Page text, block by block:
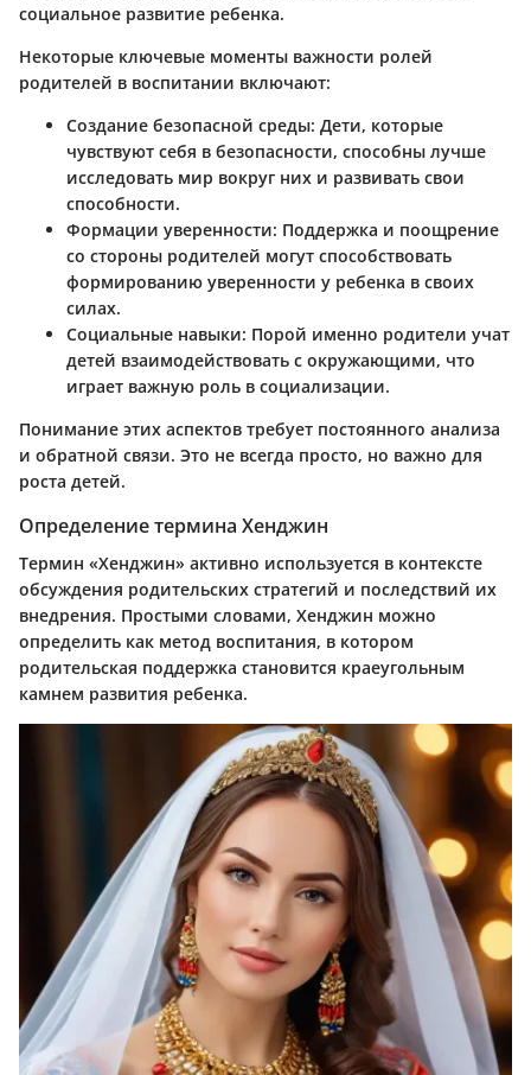
социальное развитие ребенка.
Некоторые ключевые моменты важности ролей
родителей в воспитании включают:
Создание безопасной среды: Дети, которые
чувствуют себя в безопасности, способны лучше
исследовать мир вокруг них и развивать свои
способности.
Формации уверенности: Поддержка и поощрение
со стороны родителей могут способствовать
формированию уверенности у ребенка в своих
силах.
Социальные навыки: Порой именно родители учат
детей взаимодействовать с окружающими, что
играет важную роль в социализации.
Понимание этих аспектов требует постоянного анализа
и обратной связи. Это не всегда просто, но важно для
роста детей.
Определение термина Хенджин
Термин «Хенджин» активно используется в контексте
обсуждения родительских стратегий и последствий их
внедрения. Простыми словами, Хенджин можно
определить как метод воспитания, в котором
родительская поддержка становится краеугольным
камнем развития ребенка.